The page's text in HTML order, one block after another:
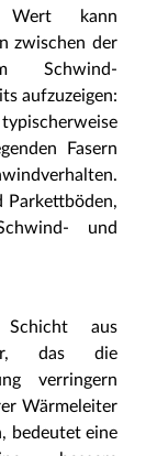
Wert kann
zwischen der
Schwind-
aufzuzeigen:
Fasern
Parkettböden,
und
aus
das die
verringern
Wärmeleiter
bedeutet eine